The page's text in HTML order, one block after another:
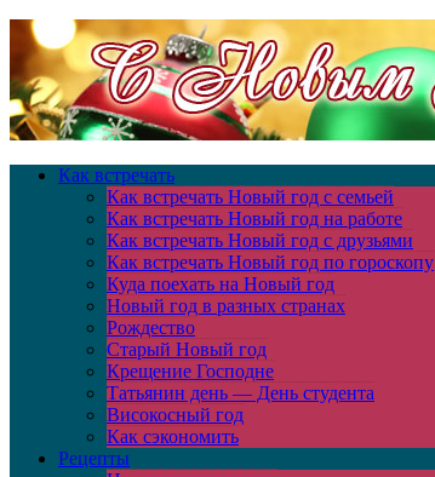
Как встречать
Как встречать Новый год с семьей
Как встречать Новый год на работе
Как встречать Новый год с друзьями
Как встречать Новый год по гороскопу
Куда поехать на Новый год
Новый год в разных странах
Рождество
Старый Новый год
Крещение Господне
Татьянин день — День студента
Високосный год
Как сэкономить
Рецепты